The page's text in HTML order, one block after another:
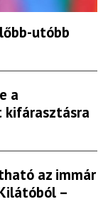
utóbb
a
kifárasztásra
az immár
–